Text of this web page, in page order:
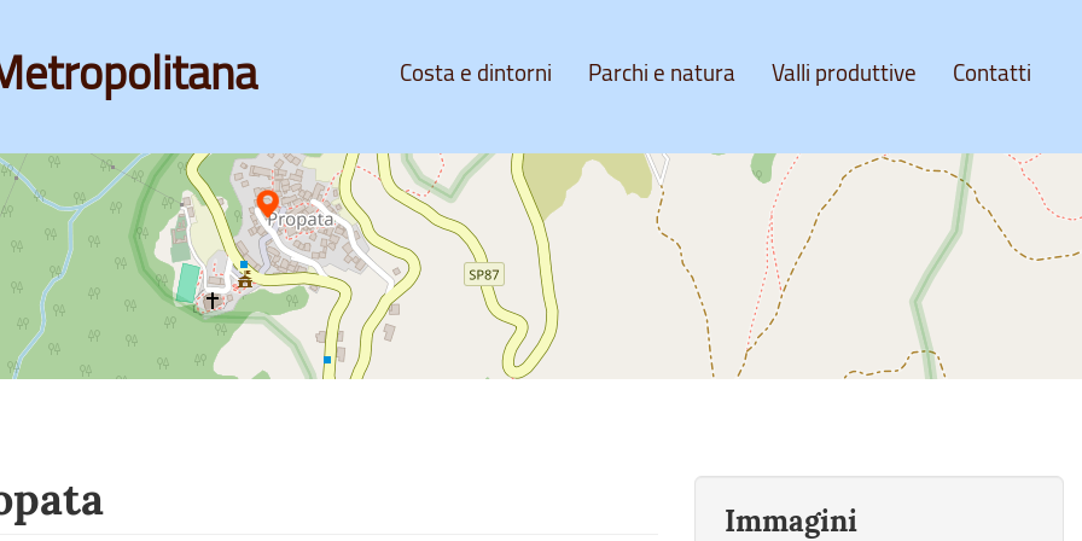
Costa e dintorni Parchi e natura Valli produttive Contatti
Immagini